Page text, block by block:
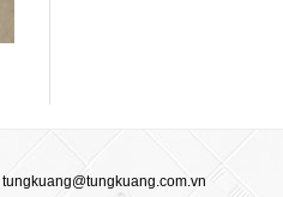
tungkuang@tungkuang.com.vn